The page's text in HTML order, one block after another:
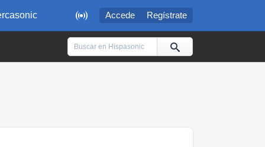
 Accede Regístrate